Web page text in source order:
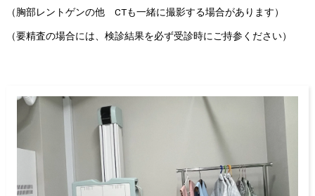
（胸部レントゲンの他 CTも一緒に撮影する場合があります）
（要精査の場合には、検診結果を必ず受診時にご持参ください）